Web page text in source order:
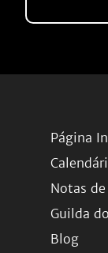
Página
Notas
Guilda
Blog